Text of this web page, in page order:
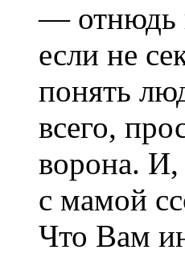
— отнюдь
если не
понять
всего,
ворона. И,
с мамой
Что Вам